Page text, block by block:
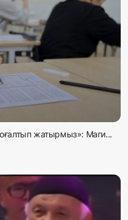
жатырмыз»: Маги...